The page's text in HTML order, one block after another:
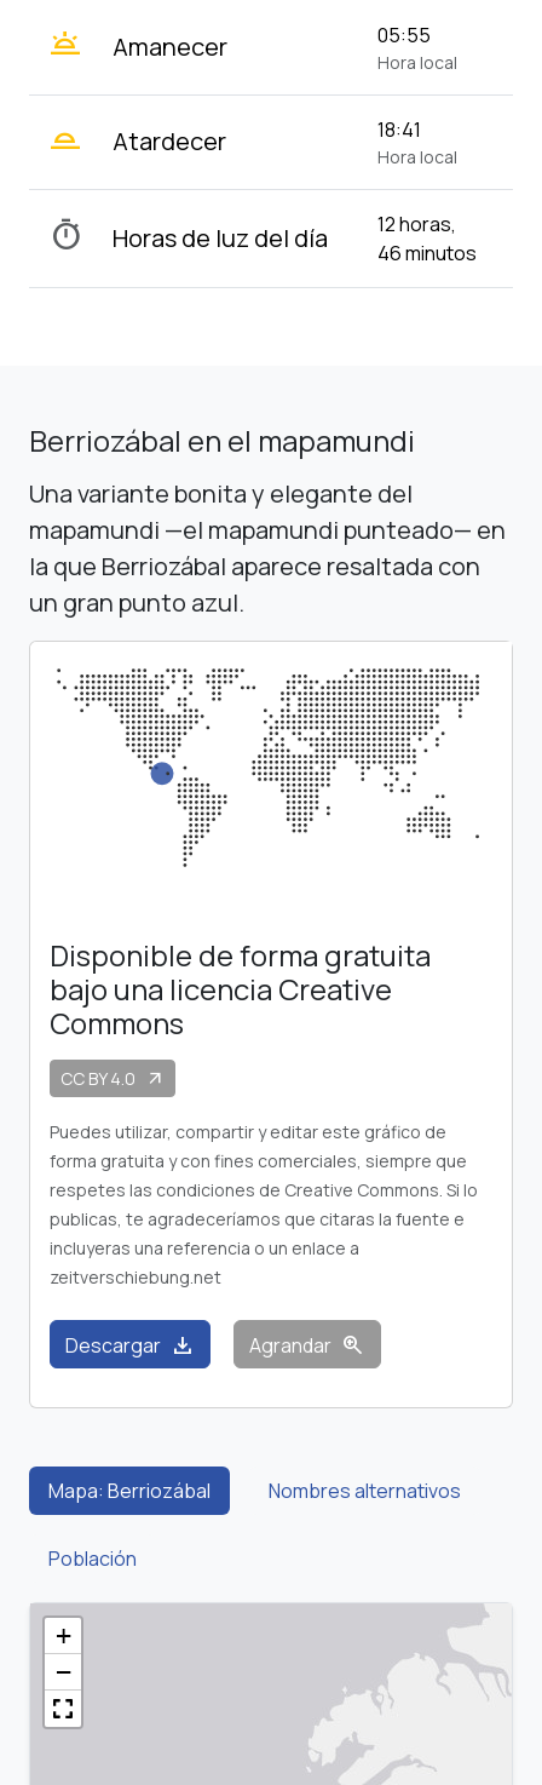
wb_twilight Amanecer 05:55
Hora local
wb_twilight_2 Atardecer 18:41
Hora local
timer Horas de luz del día
12 horas,
46 minutos
Berriozábal en el mapamundi
Una variante bonita y elegante del
mapamundi —el mapamundi punteado— en
la que Berriozábal aparece resaltada con
un gran punto azul.
Disponible de forma gratuita
bajo una licencia Creative
Commons
CC BY 4.0 arrow_outward
Puedes utilizar, compartir y editar este gráfico de
forma gratuita y con fines comerciales, siempre que
respetes las condiciones de Creative Commons. Si lo
publicas, te agradeceríamos que citaras la fuente e
incluyeras una referencia o un enlace a
zeitverschiebung.net
Descargar download Agrandar zoom_in
Mapa: Berriozábal Nombres alternativos
Población
+
−